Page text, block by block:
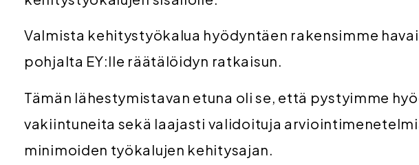
Valmista kehitystyökalua hyödyntäen rakensimme
pohjalta EY:lle räätälöidyn ratkaisun.
Tämän lähestymistavan etuna oli se, että pystyimme
vakiintuneita sekä laajasti validoituja
minimoiden työkalujen kehitysajan.